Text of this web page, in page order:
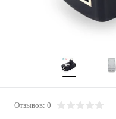
Отзывов: 0